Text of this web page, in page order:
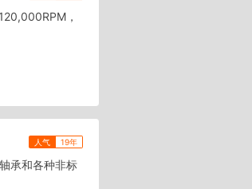
，
人气 19年
承和各种非标